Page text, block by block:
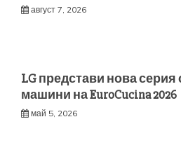
август 7, 2026
LG представи нова
машини на EuroCucina 2026
май 5, 2026